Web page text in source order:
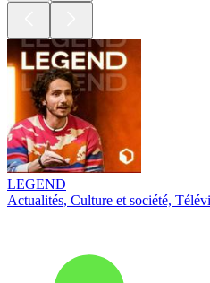
LEGEND
Actualités, Culture et société,